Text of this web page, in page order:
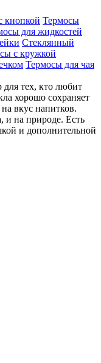
кнопкой Термосы
для жидкостей
Стеклянный
с кружкой
Термосы для чая
тех, кто любит
хорошо сохраняет
вкус напитков.
и на природе. Есть
и дополнительной